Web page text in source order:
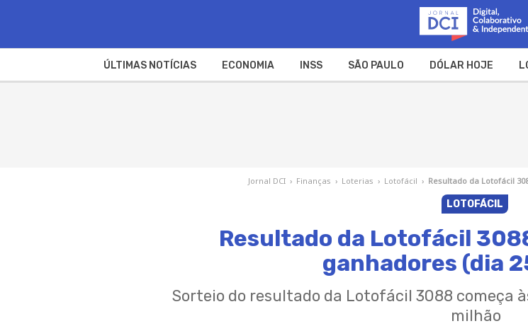
ÚLTIMAS NOTÍCIAS ECONOMIA INSS SÃO PAULO DÓLAR HOJE
Jornal DCI › Finanças › Loterias › Lotofácil › Resultado da Lotofácil
LOTOFÁCIL
Resultado da Lotofácil
ganhadores (dia
Sorteio do resultado da Lotofácil 3088 começa
milhão